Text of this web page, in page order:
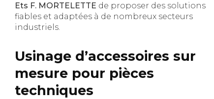
Ets F. MORTELETTE de proposer des solutions
fiables et adaptées à de nombreux secteurs
industriels.
Usinage d’accessoires sur
mesure pour pièces
techniques